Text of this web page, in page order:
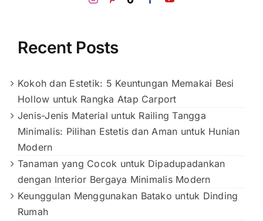
Recent Posts
Kokoh dan Estetik: 5 Keuntungan Memakai Besi
Hollow untuk Rangka Atap Carport
Jenis-Jenis Material untuk Railing Tangga
Minimalis: Pilihan Estetis dan Aman untuk Hunian
Modern
Tanaman yang Cocok untuk Dipadupadankan
dengan Interior Bergaya Minimalis Modern
Keunggulan Menggunakan Batako untuk Dinding
Rumah